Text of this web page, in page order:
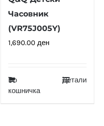
Часовник
(VR75J005Y)
1,690.00 ден
Во
кошничка
Детали